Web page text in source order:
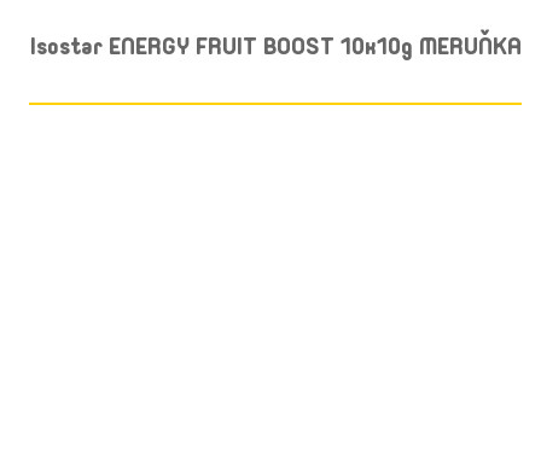
Isostar ENERGY FRUIT BOOST 10x10g MERUŇKA